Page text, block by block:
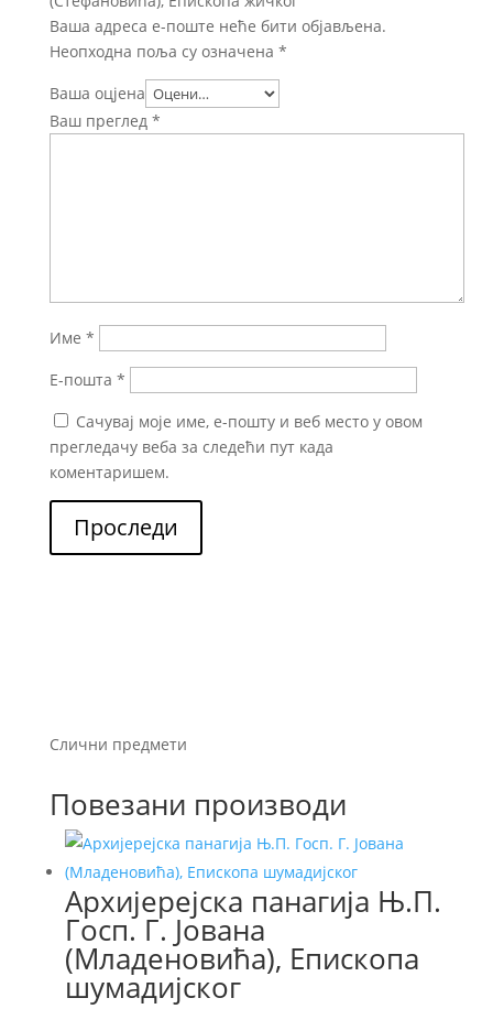
Ваша адреса е-поште неће бити објављена.
Неопходна поља су означена *
Ваша оцјена
Ваш преглед *
Име *
Е-пошта *
Сачувај моје име, е-пошту и веб место у овом
прегледачу веба за следећи пут када
коментаришем.
Проследи
Слични предмети
Повезани производи
Архијерејска панагија Њ.П.
Госп. Г. Јована
(Младеновића), Епископа
шумадијског